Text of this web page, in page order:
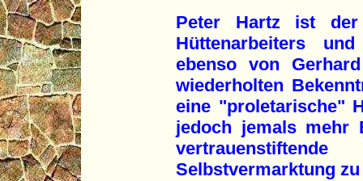
Peter Hartz ist der
Hüttenarbeiters
ebenso von
wiederholten
eine "proletarische"
jedoch jemals mehr
Selbstvermarktung